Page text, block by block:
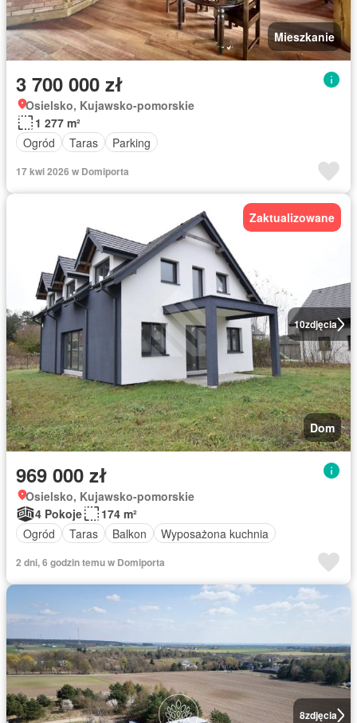
Mieszkanie
3 700 000 zł
Osielsko, Kujawsko-pomorskie
1 277 m²
Ogród
Taras Parking
17 kwi 2026 w Domiporta
10zdjęcia
Zaktualizowane
Dom
969 000 zł
Osielsko, Kujawsko-pomorskie
4 Pokoje
174 m²
Ogród
Taras Balkon Wyposażona kuchnia
2 dni, 6 godzin temu w Domiporta
8zdjęcia